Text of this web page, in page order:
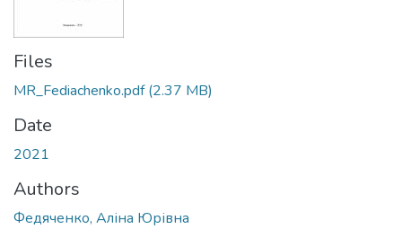
Files
MR_Fediachenko.pdf(2.37 MB)
Date
2021
Authors
Федяченко, Аліна Юрівна